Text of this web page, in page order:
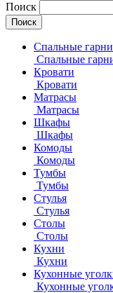
Поиск
Спальные
Спальные
Кровати
Кровати
Матрасы
Матрасы
Шкафы
Шкафы
Комоды
Комоды
Тумбы
Тумбы
Стулья
Стулья
Столы
Столы
Кухни
Кухни
Кухонные
Кухонные